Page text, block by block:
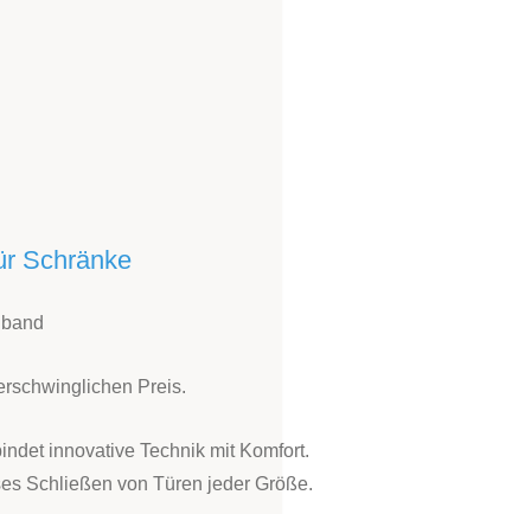
Schränke
Preis.
innovative Technik mit Komfort.
Schließen von Türen jeder Größe.